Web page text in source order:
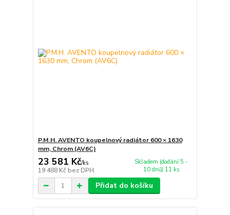
P.M.H. AVENTO koupelnový radiátor 600 × 1630
mm, Chrom (AV6C)
23 581 Kč/ks
19 488 Kč bez DPH
Skladem (dodání 5 -
10 dnů) 11 ks
Přidat do košíku